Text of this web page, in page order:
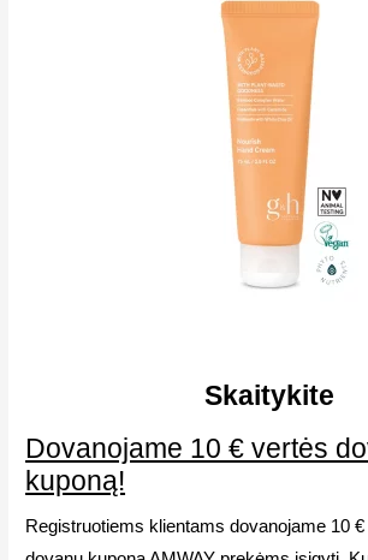
Skaitykite
Dovanojame 10 € vertės
kuponą!
Registruotiems klientams dovanojame 10